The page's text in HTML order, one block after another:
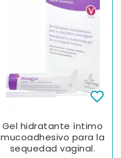
Gel hidratante íntimo
mucoadhesivo para la
sequedad vaginal.